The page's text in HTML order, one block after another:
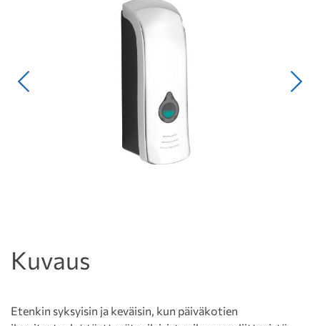
Edellinen
Kuvaus
Etenkin syksyisin ja keväisin, kun päiväkotien